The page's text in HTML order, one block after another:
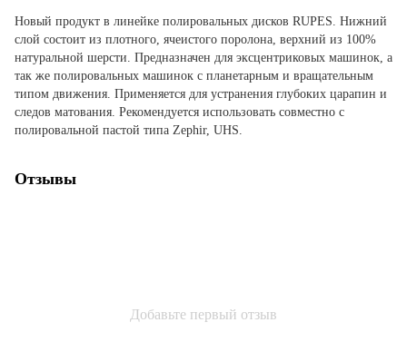
Новый продукт в линейке полировальных дисков RUPES. Нижний
слой состоит из плотного, ячеистого поролона, верхний из 100%
натуральной шерсти. Предназначен для эксцентриковых машинок, а
так же полировальных машинок с планетарным и вращательным
типом движения. Применяется для устранения глубоких царапин и
следов матования. Рекомендуется использовать совместно с
полировальной пастой типа Zephir, UHS.
Отзывы
Добавьте первый отзыв